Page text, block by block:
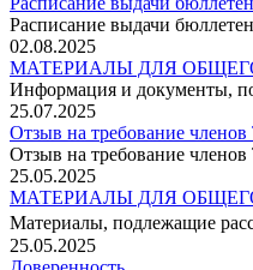
Расписание выдачи
02.08.2025
МАТЕРИАЛЫ ДЛЯ
Информация и документы,
25.07.2025
Отзыв на требование членов
Отзыв на требование членов
25.05.2025
МАТЕРИАЛЫ ДЛЯ ОБЩЕГО
Материалы, подлежащие
25.05.2025